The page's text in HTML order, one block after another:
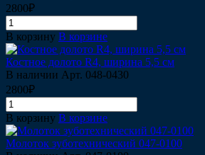
2800₽
В корзину В корзине
Костное долото R4, ширина 5,5 см
В наличии Арт. 048-0430
2800₽
В корзину В корзине
Молоток зуботехнический 047-0100